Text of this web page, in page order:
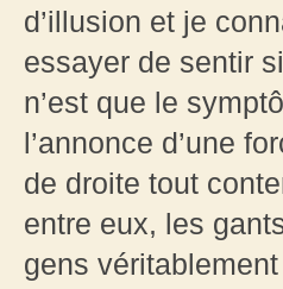
d’illusion et je
essayer de sentir
n’est que le
l’annonce d’une
de droite tout
entre eux, les
gens